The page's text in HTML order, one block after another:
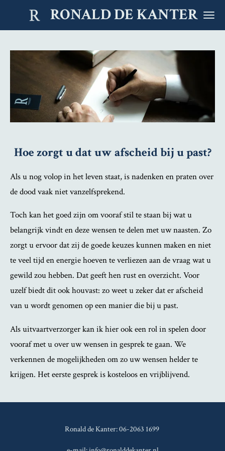
RONALD DE KANTER
Hoe zorgt u dat uw afscheid bij u past?
Als u nog volop in het leven staat, is nadenken en praten over
de dood vaak niet vanzelfsprekend.
Toch kan het goed zijn om vooraf stil te staan bij wat u
belangrijk vindt en deze wensen te delen met uw naasten. Zo
zorgt u ervoor dat zij de goede keuzes kunnen maken en niet
te veel tijd en energie hoeven te verliezen aan de vraag wat u
gewild zou hebben. Dat geeft hen rust en overzicht. Voor
uzelf biedt dit ook houvast: zo weet u zeker dat er afscheid
van u wordt genomen op een manier die bij u past.
Als uitvaartverzorger kan ik hier ook een rol in spelen door
vooraf met u over uw wensen in gesprek te gaan. We
verkennen de mogelijkheden om zo uw wensen helder te
krijgen. Het eerste gesprek is kosteloos en vrijblijvend.
Ronald de Kanter: 06-2063 1699